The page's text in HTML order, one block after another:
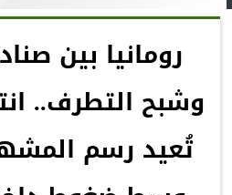
رومانيا بين
وشبح التطرف..
تُعيد رسم